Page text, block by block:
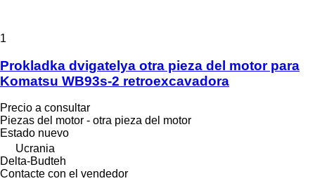
1
Prokladka dvigatelya otra pieza del motor para
Komatsu WB93s-2 retroexcavadora
Precio a consultar
Piezas del motor - otra pieza del motor
Estado nuevo
Ucrania
Delta-Budteh
Contacte con el vendedor